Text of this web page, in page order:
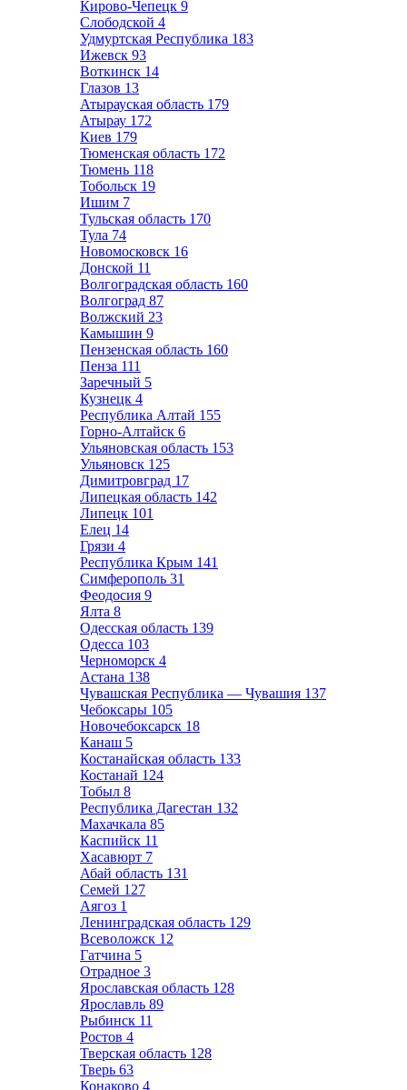
Кирово-Чепецк 9
Слободской 4
Удмуртская Республика 183
Ижевск 93
Воткинск 14
Глазов 13
Атырауская область 179
Атырау 172
Киев 179
Тюменская область 172
Тюмень 118
Тобольск 19
Ишим 7
Тульская область 170
Тула 74
Новомосковск 16
Донской 11
Волгоградская область 160
Волгоград 87
Волжский 23
Камышин 9
Пензенская область 160
Пенза 111
Заречный 5
Кузнецк 4
Республика Алтай 155
Горно-Алтайск 6
Ульяновская область 153
Ульяновск 125
Димитровград 17
Липецкая область 142
Липецк 101
Елец 14
Грязи 4
Республика Крым 141
Симферополь 31
Феодосия 9
Ялта 8
Одесская область 139
Одесса 103
Черноморск 4
Астана 138
Чувашская Республика — Чувашия 137
Чебоксары 105
Новочебоксарск 18
Канаш 5
Костанайская область 133
Костанай 124
Тобыл 8
Республика Дагестан 132
Махачкала 85
Каспийск 11
Хасавюрт 7
Абай область 131
Семей 127
Аягоз 1
Ленинградская область 129
Всеволожск 12
Гатчина 5
Отрадное 3
Ярославская область 128
Ярославль 89
Рыбинск 11
Ростов 4
Тверская область 128
Тверь 63
Конаково 4